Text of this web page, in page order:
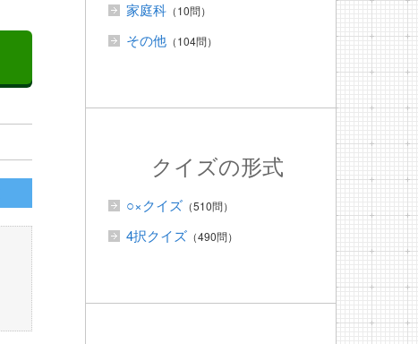
家庭科 （10問）
その他 （104問）
クイズの形式
○×クイズ （510問）
4択クイズ （490問）